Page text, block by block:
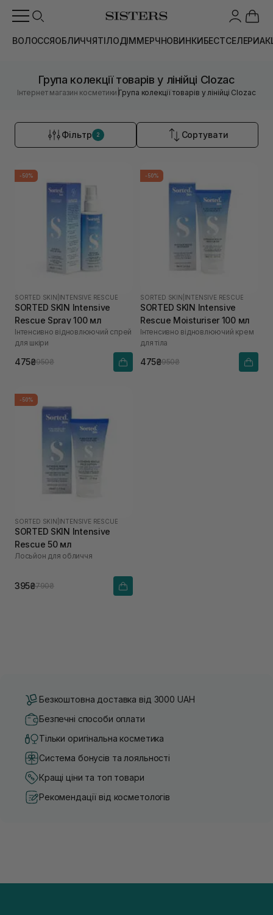
ВОЛОССЯОБЛИЧЧЯТІЛОДІММЕРЧНОВИНКИБЕСТСЕЛЕРИ
Група колекції товарів у лінійці Clozac
Інтернет магазин косметики |Група колекції товарів у лінійці Clozac
Фільтр 2 Сортувати
-50%
SORTED SKIN INTENSIVE RESCUE
SORTED SKIN Intensive
Rescue Spray 100 мл
Інтенсивно відновлюючий спрей
для шкіри
475₴950₴
-50%
SORTED SKIN INTENSIVE RESCUE
SORTED SKIN Intensive
Rescue Moisturiser 100 мл
Інтенсивно відновлюючий крем
для тіла
475₴950₴
-50%
SORTED SKIN INTENSIVE RESCUE
SORTED SKIN Intensive
Rescue 50 мл
Лосьйон для обличчя
395₴790₴
Безкоштовна доставка від 3000 UAH
Безпечні способи оплати
Тільки оригінальна косметика
Система бонусів та лояльності
Кращі ціни та топ товари
Рекомендації від косметологів